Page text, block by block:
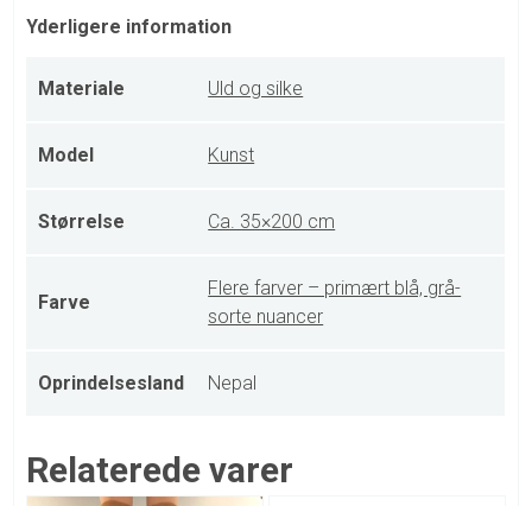
Yderligere information
Materiale Uld og silke
Model Kunst
Størrelse Ca. 35×200 cm
Farve
Flere farver – primært blå, grå-
sorte nuancer
Oprindelsesland Nepal
Relaterede varer